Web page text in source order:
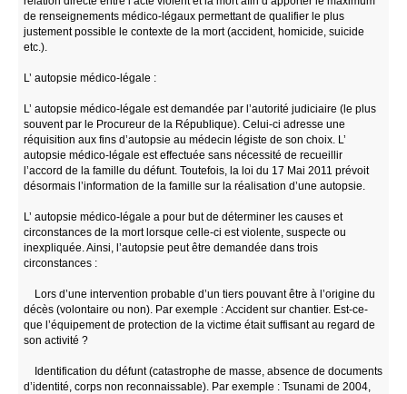
de renseignements médico-légaux permettant de qualifier le plus
justement possible le contexte de la mort (accident, homicide, suicide
etc.).
L’ autopsie médico-légale :
L’ autopsie médico-légale est demandée par l’autorité judiciaire (le plus
souvent par le Procureur de la République). Celui-ci adresse une
réquisition aux fins d’autopsie au médecin légiste de son choix. L’
autopsie médico-légale est effectuée sans nécessité de recueillir
l’accord de la famille du défunt. Toutefois, la loi du 17 Mai 2011 prévoit
désormais l’information de la famille sur la réalisation d’une autopsie.
L’ autopsie médico-légale a pour but de déterminer les causes et
circonstances de la mort lorsque celle-ci est violente, suspecte ou
inexpliquée. Ainsi, l’autopsie peut être demandée dans trois
circonstances :
Lors d’une intervention probable d’un tiers pouvant être à l’origine du
décès (volontaire ou non). Par exemple : Accident sur chantier. Est-ce-
que l’équipement de protection de la victime était suffisant au regard de
son activité ?
Identification du défunt (catastrophe de masse, absence de documents
d’identité, corps non reconnaissable). Par exemple : Tsunami de 2004,